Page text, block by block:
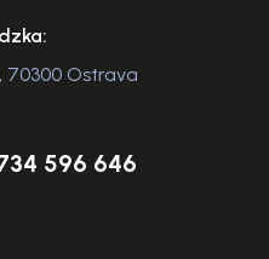
70300 Ostrava
596 646